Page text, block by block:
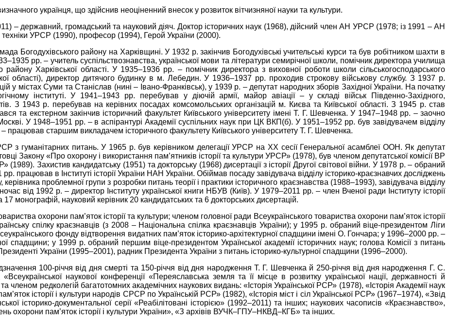
українця, що здійснив неоціненний внесок у розвиток вітчизняної науки та культури.
– державний, громадський та науковий діяч. Доктор історичних наук (1968), дійсний член АН УРСР (1978; із 1991 – АН
УРСР (1990), професор (1994), Герой України (2000).
Богодухівського району на Харківщині. У 1932 р. закінчив Богодухівські учительські курси та був робітником шахти в
рр. – учитель суспільствознавства, української мови та літератури семирічної школи, помічник директора училища
району Харківської області. У 1935–1936 рр. – помічник директора з виховної роботи школи сільськогосподарського
області), директор дитячого будинку в м. Лебедин. У 1936–1937 рр. проходив строкову військову службу. З 1937 р.
у містах Суми та Станіслав (нині – Івано-Франківськ), у 1939 р. – депутат народних зборів Західної України. На початку
інституті. У 1941–1943 рр. перебував у діючій армії, майор авіації – у складі військ Південно-Західного,
З 1943 р. перебував на керівних посадах комсомольських організацій м. Києва та Київської області. З 1945 р. став
та екстерном закінчив історичний факультет Київського університету імені Т. Г. Шевченка. У 1947–1948 рр. – заочно
У 1948–1951 рр. – в аспірантурі Академії суспільних наук при ЦК ВКП(б). У 1951–1952 рр. був завідувачем відділу
працював старшим викладачем історичного факультету Київського університету Т. Г. Шевченка.
з гуманітарних питань. У 1965 р. був керівником делегації УРСР на ХХ сесії Генеральної асамблеї ООН. Як депутат
Закону «Про охорону і використання пам’ятників історії та культури УРСР» (1978), був членом депутатської комісії ВР
Захистив кандидатську (1951) та докторську (1968) дисертації з історії Другої світової війни. У 1978 р. – обраний
в Інституті історії України НАН України. Обіймав посаду завідувача відділу історико-краєзнавчих досліджень
проблемної групи з розробки питань теорії і практики історичного краєзнавства (1988–1993), завідувача відділу
від 1992 р. – директор Інституту української книги НБУВ (Київ). У 1979–2011 рр. – член Вченої ради Інституту історії
монографій, науковий керівник 20 кандидатських та 6 докторських дисертацій.
охорони пам’яток історії та культури; членом головної ради Всеукраїнського товариства охорони пам’яток історії
спілку краєзнавців (з 2008 – Національна спілка краєзнавців України); у 1995 р. обраний віце-президентом Ліги
фонду відтворення видатних пам’яток історико-архітектурної спадщини імені О. Гончара; у 1996–2000 рр. –
спадщини; у 1999 р. обраний першим віце-президентом Української академії історичних наук; голова Комісії з питань
України (1995–2001), радник Президента України з питань історико-культурної спадщини (1996–2000).
100-річчя від дня смерті та 150-річчя від дня народження Т. Г. Шевченка й 250-річчя від дня народження Г. С.
наукової конференції «Переяславська земля та її місце в розвитку української нації, державності й
членом редколегій багатотомних академічних наукових видань: «Історія Української РСР» (1978), «Історія Академії наук
історії і культури народів СРСР по Українській РСР» (1982), «Історія міст і сіл Української РСР» (1967–1974), «Звід
історико-документальної серії «Реабілітовані історією» (1992–2011) та інших; наукових часописів «Краєзнавство»,
охорони пам’яток історії і культури України», «З архівів ВУЧК–ГПУ–НКВД–КГБ» та інших.